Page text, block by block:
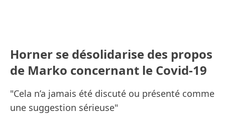
Horner se désolidarise des propos
de Marko concernant le Covid-19
"Cela n’a jamais été discuté ou présenté comme
une suggestion sérieuse"